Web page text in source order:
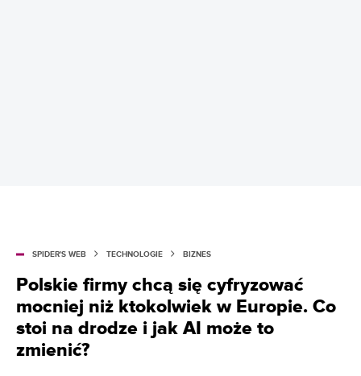
SPIDER'S WEB TECHNOLOGIE BIZNES
Polskie firmy chcą się cyfryzować
mocniej niż ktokolwiek w Europie. Co
stoi na drodze i jak AI może to
zmienić?